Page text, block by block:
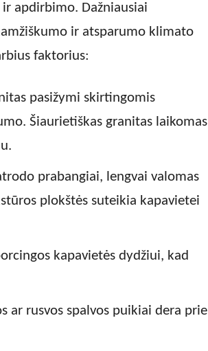
apdirbimo. Dažniausiai
ir atsparumo klimato
faktorius:
pasižymi skirtingomis
Šiaurietiškas granitas laikomas
prabangiai, lengvai valomas
plokštės suteikia kapavietei
kapavietės dydžiui, kad
ar rusvos spalvos puikiai dera prie